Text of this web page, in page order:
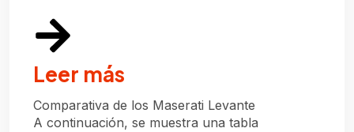
Leer más
Comparativa de los Maserati Levante
A continuación, se muestra una tabla